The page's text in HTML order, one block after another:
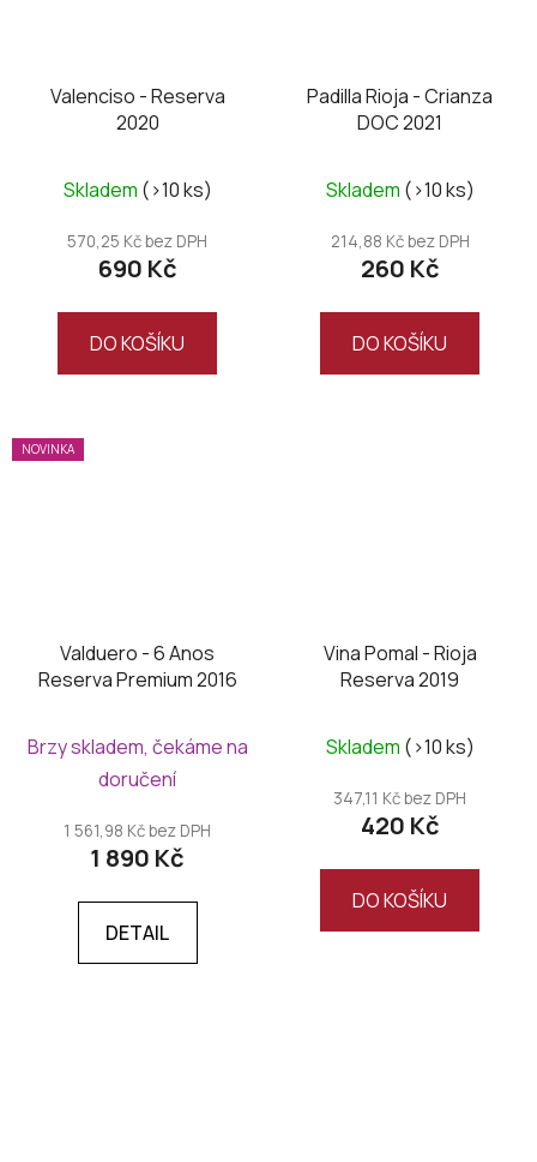
Valenciso - Reserva
2020
Skladem (>10 ks)
570,25 Kč bez DPH
690 Kč
DO KOŠÍKU
Padilla Rioja - Crianza
DOC 2021
Skladem (>10 ks)
214,88 Kč bez DPH
260 Kč
DO KOŠÍKU
NOVINKA
Valduero - 6 Anos
Reserva Premium 2016
Brzy skladem, čekáme na
doručení
1 561,98 Kč bez DPH
1 890 Kč
DETAIL
Vina Pomal - Rioja
Reserva 2019
Skladem (>10 ks)
347,11 Kč bez DPH
420 Kč
DO KOŠÍKU